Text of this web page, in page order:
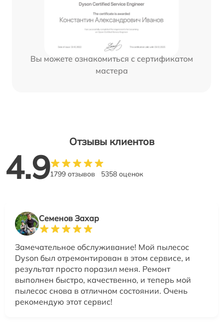
Вы можете ознакомиться с сертификатом
мастера
Отзывы клиентов
4.91799 отзывов 5358 оценок
Семенов Захар
Замечательное обслуживание! Мой пылесос
Dyson был отремонтирован в этом сервисе, и
результат просто поразил меня. Ремонт
выполнен быстро, качественно, и теперь мой
пылесос снова в отличном состоянии. Очень
рекомендую этот сервис!